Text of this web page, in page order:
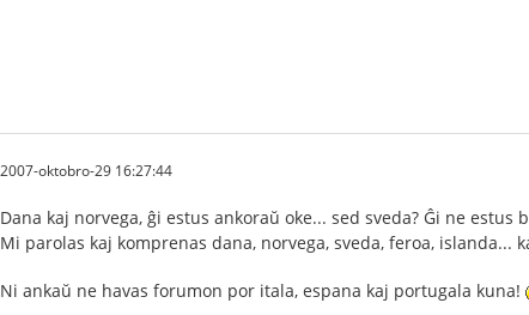
2007-oktobro-29 16:27:44
Dana kaj norvega, ĝi estus ankoraŭ oke... sed sveda? Ĝi ne
Mi parolas kaj komprenas dana, norvega, sveda, feroa,
Ni ankaŭ ne havas forumon por itala, espana kaj portugala kuna!